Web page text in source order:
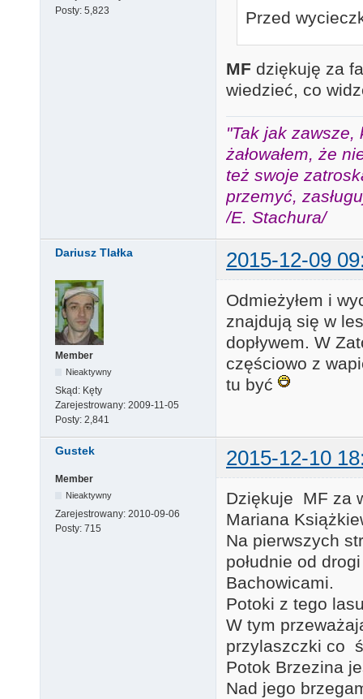
Posty: 5,823 Przed
MF dziękuję za
wiedzieć, co
"Tak jak zawsze,
żałowałem, że
też swoje
przemyć,
/E. Stachura/
Dariusz Tlałka 2015-12-09
Member
Nieaktywny
Skąd: Kęty
Zarejestrowany: 2009-11-05
Posty: 2,841
Odmieżyłem i
znajdują się w
dopływem. W
częściowo z
tu być
Gustek 2015-12-10
Member
Nieaktywny
Zarejestrowany: 2010-09-06
Posty: 715
Dziękuje MF za
Mariana
Na pierwszych
południe od
Bachowicami.
Potoki z tego
W tym
przylaszczki co
Potok Brzezina
Nad jego